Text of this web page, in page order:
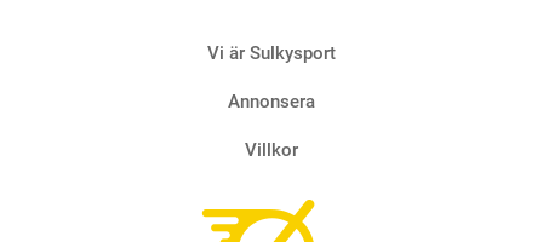
Vi är Sulkysport
Annonsera
Villkor